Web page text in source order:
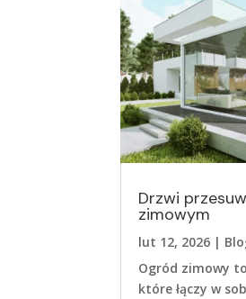
Drzwi
zimowym
lut 12, 2026 |
Ogród zimowy
które łączy w